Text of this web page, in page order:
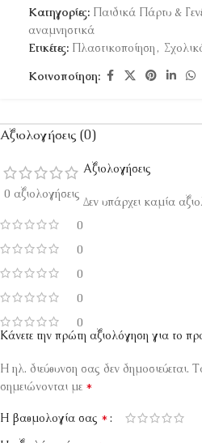
Κατηγορίες: Παιδικά Πάρτυ &
αναμνηστικά
Ετικέτες: Πλαστικοποίηση ,
Κοινοποίηση:
Αξιολογήσεις (0)
0 αξιολογήσεις
0
0
0
0
0
Αξιολογήσεις
Δεν υπάρχει καμία
Κάνετε την πρώτη αξιολόγηση για το
Η ηλ. διεύθυνση σας δεν δημοσιεύεται.
σημειώνονται με *
Η βαθμολογία σας *